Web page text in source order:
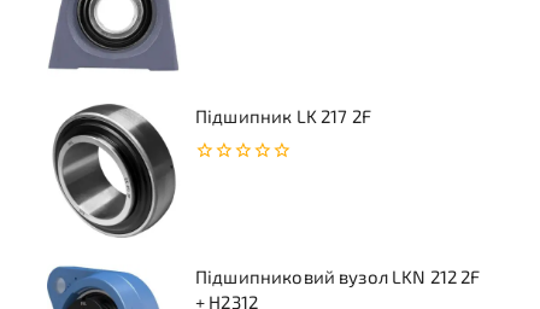
Підшипник LK 217 2F
Підшипниковий вузол LKN 212 2F
+ H2312